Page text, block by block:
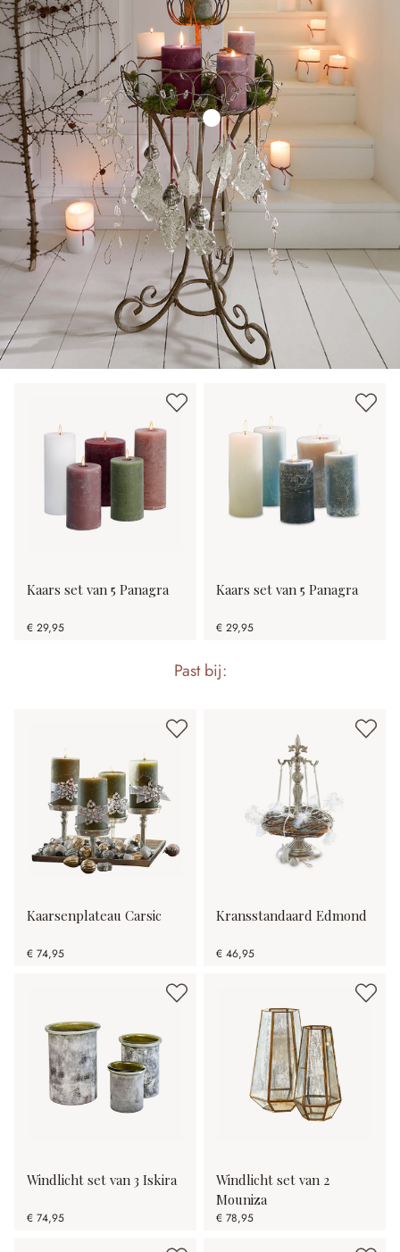
Kaars set van 5 Panagra
€ 29,95
Kaars set van 5 Panagra
€ 29,95
Past bij:
Kaarsenplateau Carsic
€ 74,95
Kransstandaard Edmond
€ 46,95
Windlicht set van 3 Iskira
€ 74,95
Windlicht set van 2
Mouniza
€ 78,95